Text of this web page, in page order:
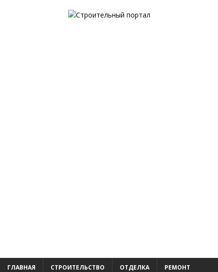
ГЛАВНАЯ СТРОИТЕЛЬСТВО ОТДЕЛКА РЕМОНТ